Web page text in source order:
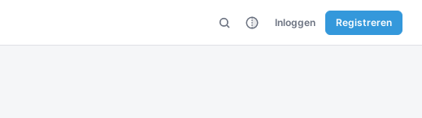
Inloggen Registreren